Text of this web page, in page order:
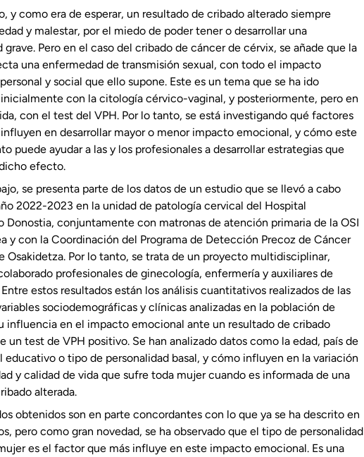
y como era de esperar, un resultado de cribado alterado siempre
y malestar, por el miedo de poder tener o desarrollar una
grave. Pero en el caso del cribado de cáncer de cérvix, se añade que la
una enfermedad de transmisión sexual, con todo el impacto
y social que ello supone. Este es un tema que se ha ido
con la citología cérvico-vaginal, y posteriormente, pero en
con el test del VPH. Por lo tanto, se está investigando qué factores
en desarrollar mayor o menor impacto emocional, y cómo este
puede ayudar a las y los profesionales a desarrollar estrategias que
efecto.
se presenta parte de los datos de un estudio que se llevó a cabo
2022-2023 en la unidad de patología cervical del Hospital
Donostia, conjuntamente con matronas de atención primaria de la OSI
y con la Coordinación del Programa de Detección Precoz de Cáncer
Osakidetza. Por lo tanto, se trata de un proyecto multidisciplinar,
profesionales de ginecología, enfermería y auxiliares de
estos resultados están los análisis cuantitativos realizados de las
sociodemográficas y clínicas analizadas en la población de
influencia en el impacto emocional ante un resultado de cribado
un test de VPH positivo. Se han analizado datos como la edad, país de
educativo o tipo de personalidad basal, y cómo influyen en la variación
y calidad de vida que sufre toda mujer cuando es informada de una
alterada.
obtenidos son en parte concordantes con lo que ya se ha descrito en
pero como gran novedad, se ha observado que el tipo de personalidad
es el factor que más influye en este impacto emocional. Es una